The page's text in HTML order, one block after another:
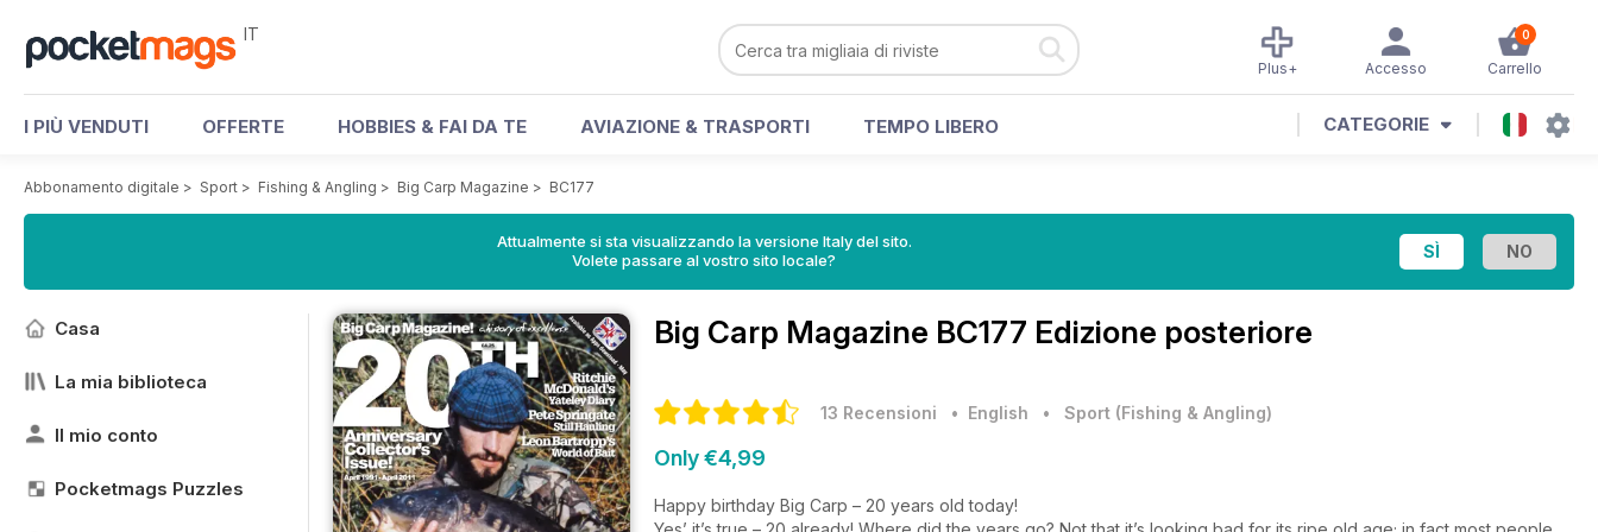
IT 0
Carrello
Accesso
Plus+
I PIÙ VENDUTI OFFERTE HOBBIES & FAI DA TE AVIAZIONE & TRASPORTI TEMPO LIBERO CATEGORIE
Abbonamento digitale > Sport > Fishing & Angling > Big Carp Magazine > BC177
Attualmente si sta visualizzando la versione Italy del sito.
Volete passare al vostro sito locale?
Casa
La mia biblioteca
Il mio conto
Pocketmags Puzzles
Big Carp Magazine BC177 Edizione posteriore
13 Recensioni • English • Sport (Fishing & Angling)
Only €4,99
Happy birthday Big Carp – 20 years old today!